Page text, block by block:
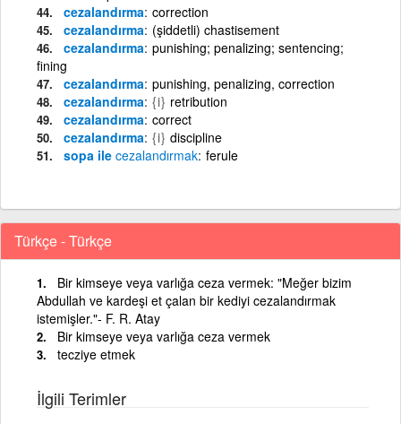
cezalandırma correction
cezalandırma (şiddetli) chastisement
cezalandırma punishing; penalizing; sentencing;
fining
cezalandırma punishing, penalizing, correction
cezalandırma {i} retribution
cezalandırma correct
cezalandırma {i} discipline
sopa ile cezalandırmak ferule
Türkçe - Türkçe
Bir kimseye veya varlığa ceza vermek: "Meğer bizim
Abdullah ve kardeşi et çalan bir kediyi cezalandırmak
istemişler."- F. R. Atay
Bir kimseye veya varlığa ceza vermek
tecziye etmek
İlgili Terimler